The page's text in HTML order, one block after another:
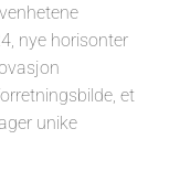
nye horisonter
et
unike